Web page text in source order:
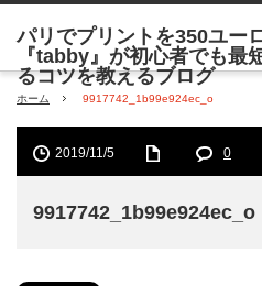
ホーム 9917742_1b99e924ec_o
2019/11/5 0
9917742_1b99e924ec_o